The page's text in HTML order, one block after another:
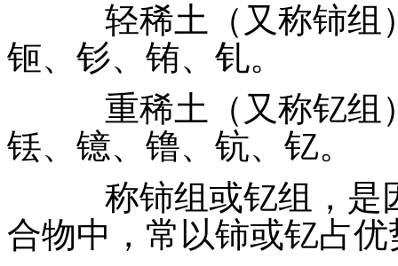
轻稀土（又称铈组
钷、钐、铕、钆。
重稀土（又称钇组
铥、镱、镥、钪、钇。
称铈组或钇组，是
合物中，常以铈或钇占